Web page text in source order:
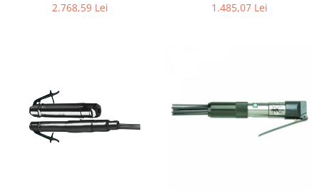
2.768,59 Lei
1.485,07 Lei